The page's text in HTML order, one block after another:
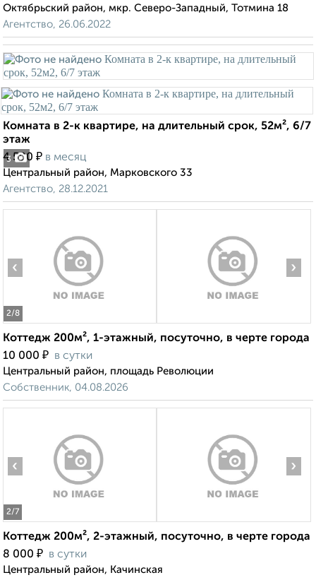
Октябрьский район, мкр. Северо-Западный, Тотмина 18
Агентство, 26.06.2022
3
Комната в 2-к квартире, на длительный срок, 52м², 6/7
этаж
4 500 ₽ в месяц
Центральный район, Марковского 33
Агентство, 28.12.2021
2/8
‹ ›
Коттедж 200м², 1-этажный, посуточно, в черте города
10 000 ₽ в сутки
Центральный район, площадь Революции
Собственник, 04.08.2026
2/7
‹ ›
Коттедж 200м², 2-этажный, посуточно, в черте города
8 000 ₽ в сутки
Центральный район, Качинская